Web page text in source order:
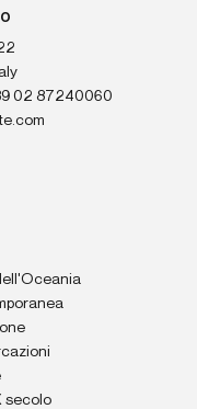
02 87240060
secolo